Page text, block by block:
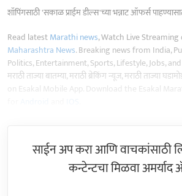
शॉपिंगसाठी 'सकाळ प्राईम डील्स'च्या भन्नाट ऑफर्स
Read latestMarathi news, Watch Live Streaming
Maharashtra News. Breaking news from India,
Politics, Entertainment, Sports, Lifestyle, Jobs,
मराठी ताज्या बातम्या, मराठी ब्रेकिंग न्यूज, मराठी ताज्या
on Esakal Mobile App. Download the Esakal
साईन अप करा आणि वाचकांसाठी
कन्टेन्टचा मिळवा